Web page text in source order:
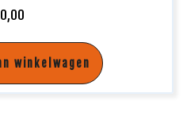
winkelwagen